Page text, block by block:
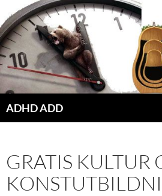
Hoppa
till
innehåll
ADHD ADD
GRATIS KULTUR